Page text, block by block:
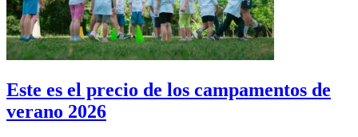
Este es el precio de los campamentos de
verano 2026